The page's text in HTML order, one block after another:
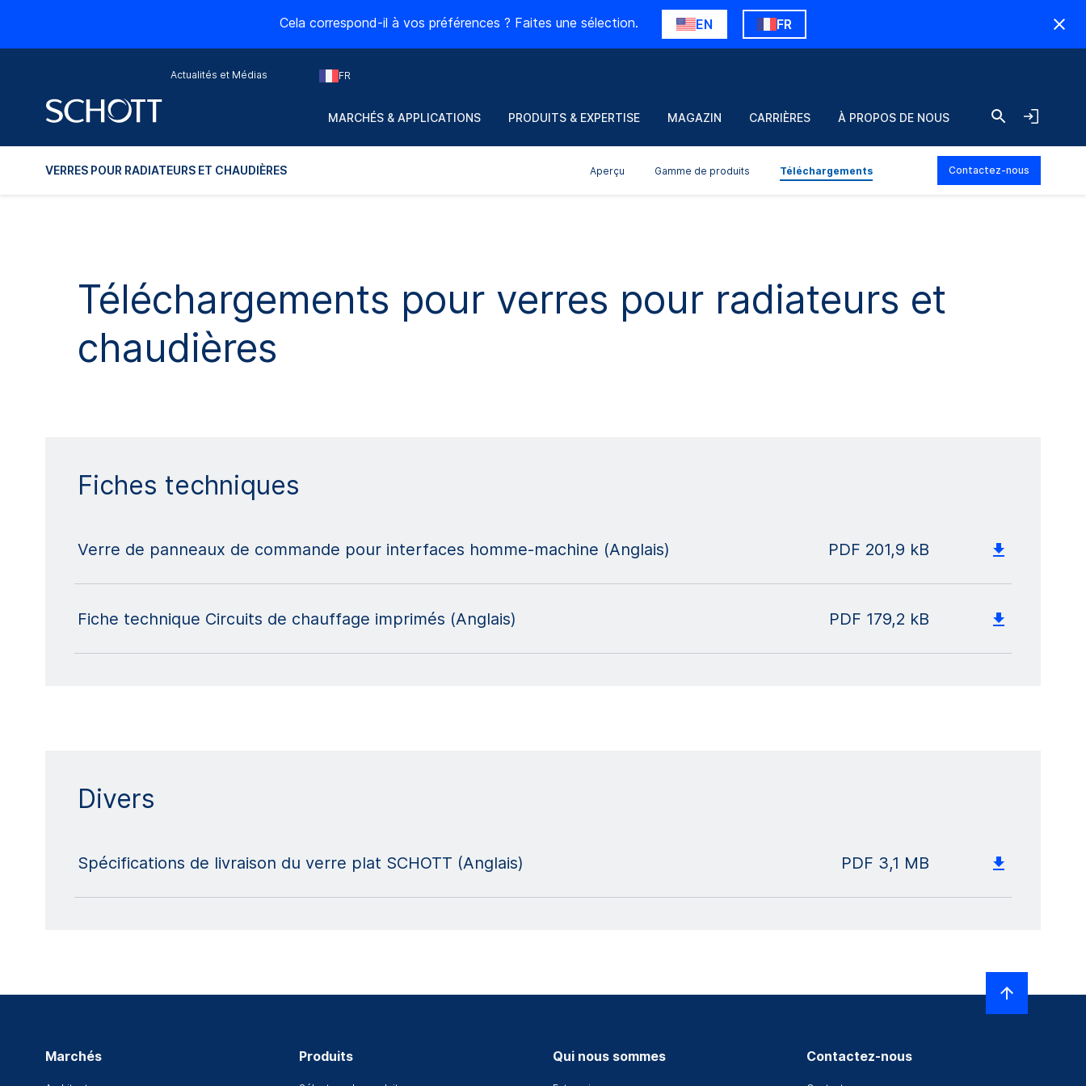
Cela correspond-il à vos préférences ? Faites une sélection. EN FR
Actualités et Médias FR
MARCHÉS & APPLICATIONS PRODUITS & EXPERTISE MAGAZIN CARRIÈRES À PROPOS DE NOUS
VERRES POUR RADIATEURS ET CHAUDIÈRES Aperçu Gamme de produits Téléchargements Contactez-nous
Téléchargements pour verres pour radiateurs et
chaudières
Fiches techniques
Verre de panneaux de commande pour interfaces homme-machine (Anglais) PDF 201,9 kB
Fiche technique Circuits de chauffage imprimés (Anglais) PDF 179,2 kB
Divers
Spécifications de livraison du verre plat SCHOTT (Anglais) PDF 3,1 MB
Marchés Produits Qui nous sommes Contactez-nous